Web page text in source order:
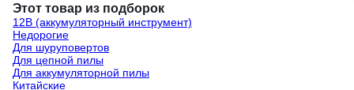
Этот товар из подборок
12В (аккумуляторный инструмент)
Недорогие
Для шуруповертов
Для цепной пилы
Для аккумуляторной пилы
Китайские